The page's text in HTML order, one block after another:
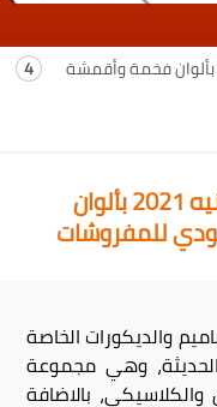
صور ديكورات مجالس عربيه يمنيه 2021 بألوان فخمة وأقمشة
صور ديكورات مجالس عربيه يمنيه 2021 بألوان
للمفروشات
والديكورات الخاصة
الحديثة، وهي مجموعة
بالاضافة